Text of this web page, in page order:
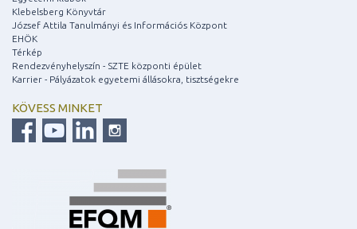
Klebelsberg Könyvtár
József Attila Tanulmányi és Információs Központ
EHÖK
Térkép
Rendezvényhelyszín - SZTE központi épület
Karrier - Pályázatok egyetemi állásokra, tisztségekre
KÖVESS MINKET